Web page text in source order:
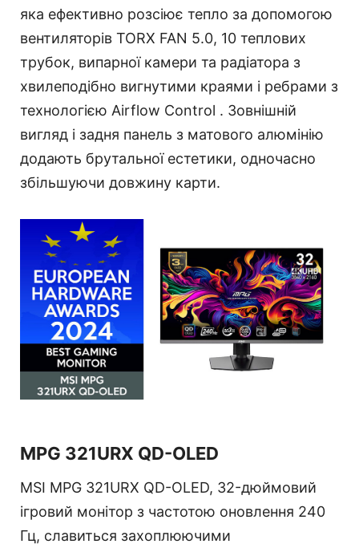
яка ефективно розсіює тепло за допомогою
вентиляторів TORX FAN 5.0, 10 теплових
трубок, випарної камери та радіатора з
хвилеподібно вигнутими краями і ребрами з
технологією Airflow Control . Зовнішній
вигляд і задня панель з матового алюмінію
додають брутальної естетики, одночасно
збільшуючи довжину карти.
MPG 321URX QD-OLED
MSI MPG 321URX QD-OLED, 32-дюймовий
ігровий монітор з частотою оновлення 240
Гц, славиться захоплюючими